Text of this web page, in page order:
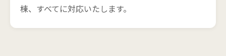
棟、すべてに対応いたします。